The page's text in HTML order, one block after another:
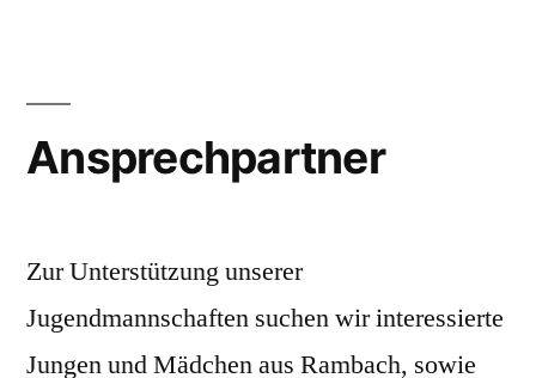
Ansprechpartner
Zur Unterstützung unserer
Jugendmannschaften suchen wir interessierte
Jungen und Mädchen aus Rambach, sowie